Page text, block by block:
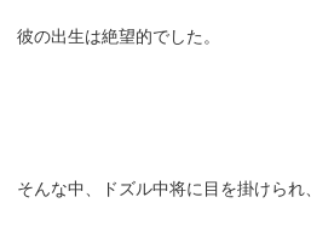
彼の出生は絶望的でした。
そんな中、ドズル中将に目を掛けられ